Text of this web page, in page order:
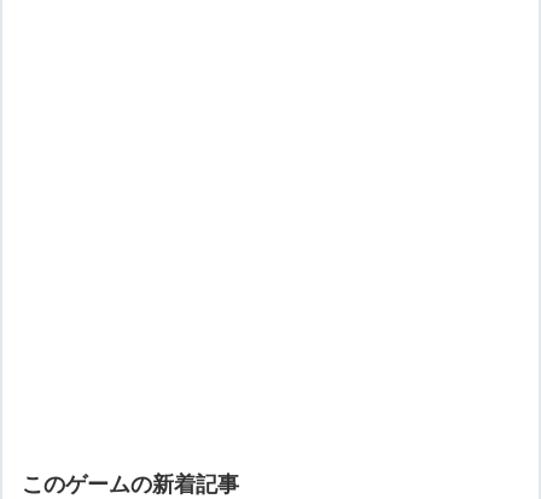
このゲームの新着記事